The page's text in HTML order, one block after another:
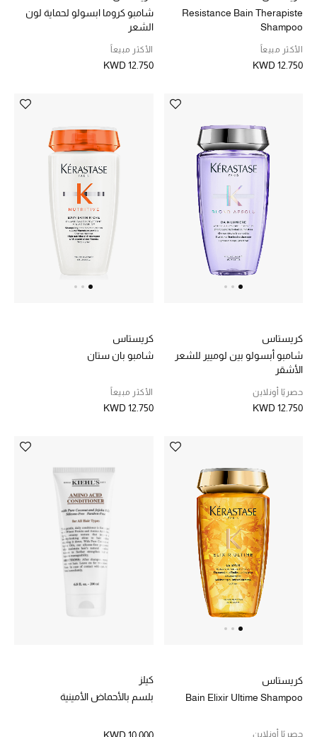
ما وصلنا حديثاً
ركن أناقة المنتجعات
دليل مستلزمات الرجال
أبرز المصممين
جميع الملابس الرجالية
الأحذية الرجالية
جميع الإكسسورات الرجالية
العناية الشخصية بالرجال
صُممت للرجال
الأطفال
عرض جميع المنتجات
خصومات
عودة صغاركم للمدارس
ما وصل حديثاً
Resistance Bain Therapiste
Shampoo
الأكثر مبيعاً
KWD 12.750
شامبو كروما ابسولو لحماية لون
الشعر
الأكثر مبيعاً
KWD 12.750
كريستاس
شامبو أبسولو بين لوميير للشعر
الأشقر
حصريًا أونلاين
KWD 12.750
كريستاس
شامبو بان ستان
الأكثر مبيعاً
KWD 12.750
كريستاس
Bain Elixir Ultime Shampoo
حصريًا أونلاين
كيلز
بلسم بالأحماض الأمينية